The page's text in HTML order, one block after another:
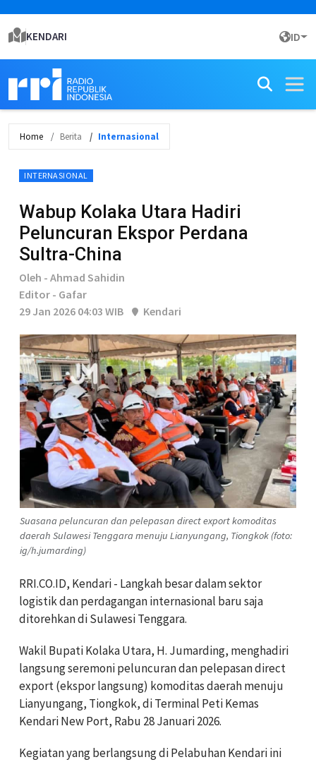
KENDARI ID
Home Berita Internasional
INTERNASIONAL
Wabup Kolaka Utara Hadiri
Peluncuran Ekspor Perdana
Sultra-China
Oleh - Ahmad Sahidin
Editor - Gafar
29 Jan 2026 04:03 WIB
Kendari
Suasana peluncuran dan pelepasan direct export komoditas
daerah Sulawesi Tenggara menuju Lianyungang, Tiongkok (foto:
ig/h.jumarding)
RRI.CO.ID, Kendari - Langkah besar dalam sektor
logistik dan perdagangan internasional baru saja
ditorehkan di Sulawesi Tenggara.
Wakil Bupati Kolaka Utara, H. Jumarding, menghadiri
langsung seremoni peluncuran dan pelepasan direct
export (ekspor langsung) komoditas daerah menuju
Lianyungang, Tiongkok, di Terminal Peti Kemas
Kendari New Port, Rabu 28 Januari 2026.
Kegiatan yang berlangsung di Pelabuhan Kendari ini